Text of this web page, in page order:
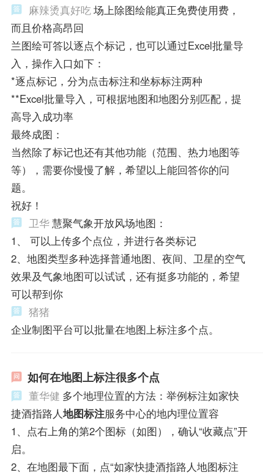
麻辣烫真好吃场上除图绘能真正免费使用费，
而且价格高昂回
兰图绘可答以逐点个标记，也可以通过Excel批量导
入，操作入口如下：
*逐点标记，分为点击标注和坐标标注两种
**Excel批量导入，可根据地图和地图分别匹配，提
高导入成功率
最终成图：
当然除了标记也还有其他功能（范围、热力地图等
等），需要你慢慢了解，希望以上能回答你的问
题。
祝好！
卫华慧聚气象开放风场地图：
1、 可以上传多个点位，并进行各类标记
2、地图类型多种选择普通地图、夜间、卫星的空气
效果及气象地图可以试试，还有挺多功能的，希望
可以帮到你
猪猪
企业制图平台可以批量在地图上标注多个点。
如何在地图上标注很多个点
董华健 多个地理位置的方法：举例标注如家快
捷酒指路人地图标注服务中心的地内理位置容
1、点右上角的第2个图标（如图），确认“收藏点”开
启。
2、在地图最下面，点“如家快捷酒指路人地图标注